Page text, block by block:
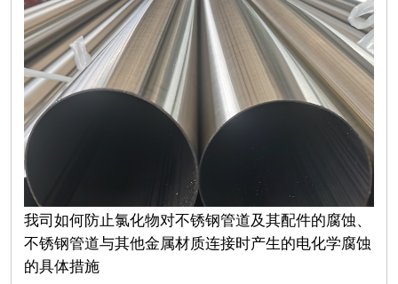
我司如何防止氯化物对不锈钢管道及其配件的腐蚀、
不锈钢管道与其他金属材质连接时产生的电化学腐蚀
的具体措施